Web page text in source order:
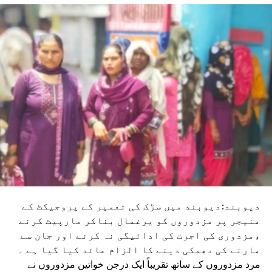
دیوبند:دیوبند میں سڑک کی تعمیر کے پروجیکٹ کے
منیجر پر مزدوروں کو یرغمال بناکر مارپیٹ کرنے
،مزدوری کی اجرت کی ادائیگی نہ کرنے اور جان سے
مارنے کی دھمکی دینے کا الزام عائد کیا گیا ہے ۔
مرد مزدوروں کے ساتھ تقریباً ایک درجن خواتین مزدوروں نے